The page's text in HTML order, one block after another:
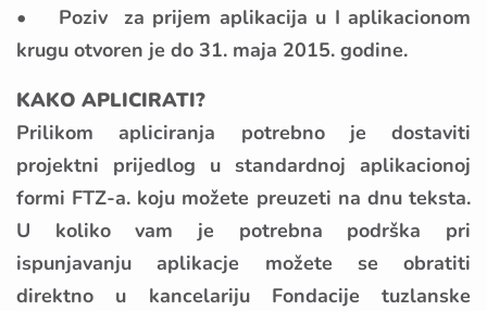
• Poziv za prijem aplikacija u I aplikacionom
krugu otvoren je do 31. maja 2015. godine.
KAKO APLICIRATI?
Prilikom apliciranja potrebno je dostaviti
projektni prijedlog u standardnoj aplikacionoj
formi FTZ-a. koju možete preuzeti na dnu teksta.
U koliko vam je potrebna podrška pri
ispunjavanju aplikacje možete se obratiti
direktno u kancelariju Fondacije tuzlanske